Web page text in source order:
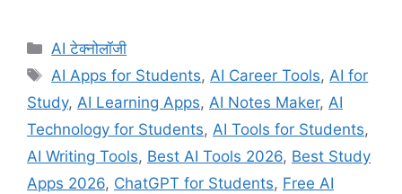
Categories
AI टेक्नोलॉजी
Tags
AI Apps for Students,AI Career Tools,AI for
Study, AI Learning Apps, AI Notes Maker, AI
Technology for Students, AI Tools for Students,
AI Writing Tools, Best AI Tools 2026, Best Study
Apps 2026, ChatGPT for Students, Free AI